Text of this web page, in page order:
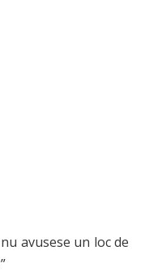
avusese un loc de